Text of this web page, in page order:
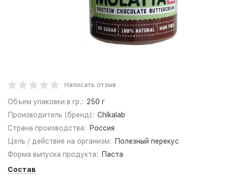
Написать отзыв
Объем упаковки в гр.: 250 г
Производитель (бренд): Chikalab
Страна производства:
Россия
Цель / действие на организм:
Полезный перекус
Форма выпуска продукта:
Паста
Состав